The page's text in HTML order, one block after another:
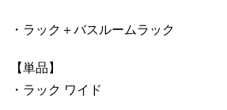
・ラック＋バスルームラック
【単品】
・ラック ワイド